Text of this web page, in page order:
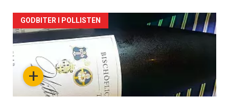
Forsiden
akkurat
nå+
GODBITER I POLLISTEN